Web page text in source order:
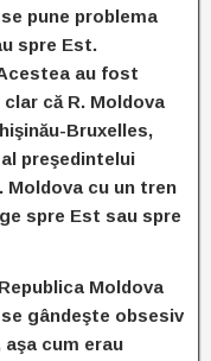
pune problema
spre Est.
au fost
că R. Moldova
Bruxelles,
preşedintelui
Moldova cu un tren
spre Est sau spre
Moldova
se gândeşte obsesiv
cum erau